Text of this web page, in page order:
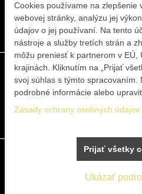
Športové systémy
Zásady
Cookies používame na zlepšenie
webovej stránky, analýzu jej
údajov o jej používaní. Na tento
nástroje a služby tretích strán a
môžu preniesť k partnerom v EÚ,
krajinách. Kliknutím na „Prijať
svoj súhlas s týmto spracovaním.
podrobné informácie alebo
Zásady ochrany osobných údajov
Ukázať
Prijať všetky